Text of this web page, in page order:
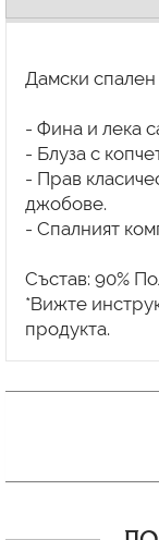
Дамски спален
- Фина и лека
- Блуза с
- Прав
джобове.
- Спалният
Състав: 90%
*Вижте
продукта.